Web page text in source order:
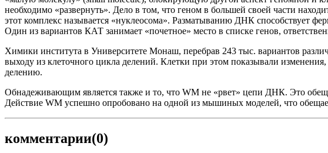
необходимо «развернуть». Дело в том, что геном в большей своей части
этот комплекс называется «нуклеосома». Разматыванию ДНК способствует
Один из вариантов КАТ занимает «почетное» место в списке генов,
Химики института в Университете Монаш, перебрав 243 тыс. вариантов
выходу из клеточного цикла делений. Клетки при этом показывали
делению.
Обнадеживающим является также и то, что WM не «рвет» цепи ДНК. Это
Действие WM успешно опробовано на одной из мышиных моделей, что
комментарии(0)